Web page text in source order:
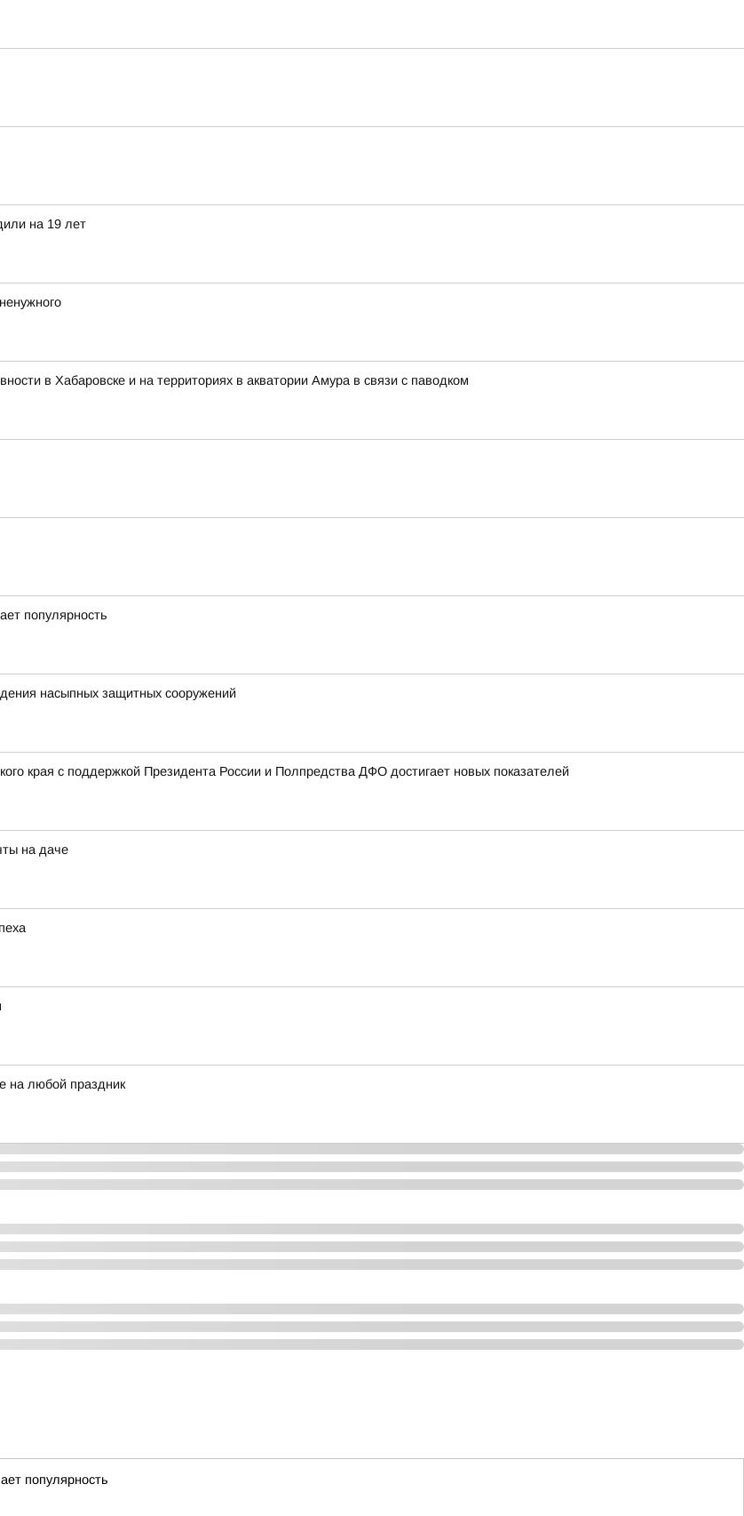
на 19 лет
в Хабаровске и на территориях в акватории Амура в связи с паводком
популярность
насыпных защитных сооружений
края с поддержкой Президента России и Полпредства ДФО достигает новых показателей
на даче
на любой праздник
популярность